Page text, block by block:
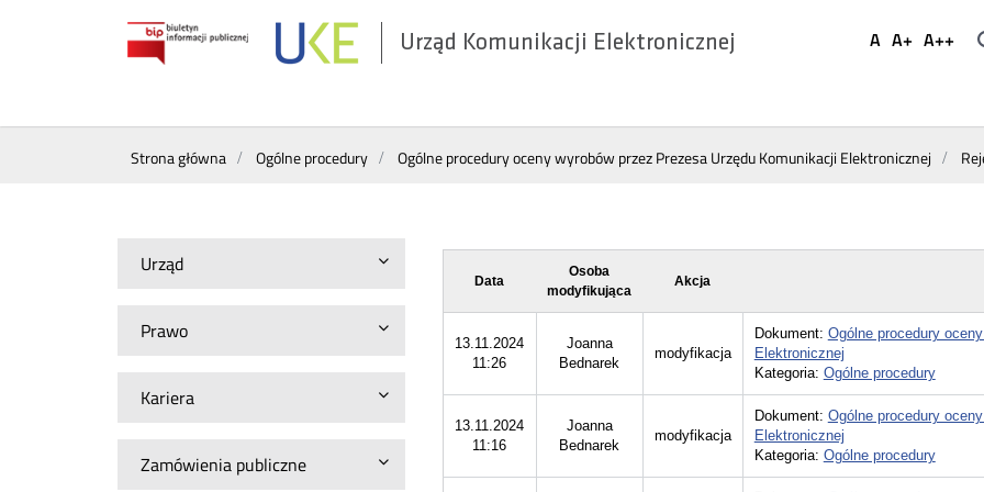
Urząd Komunikacji Elektronicznej A A+ A++
Media
Wyszukiwarka
Strona główna Ogólne procedury Ogólne procedury oceny wyrobów przez Prezesa Urzędu Komunikacji Elektronicznej
Urząd
Prawo
Kariera
Zamówienia publiczne
Data
Osoba
modyfikująca
Akcja
13.11.2024
11:26
Joanna
Bednarek
modyfikacja
Dokument: Ogólne procedury
Elektronicznej
Kategoria: Ogólne procedury
13.11.2024
11:16
Joanna
Bednarek
modyfikacja
Dokument: Ogólne procedury
Elektronicznej
Kategoria: Ogólne procedury